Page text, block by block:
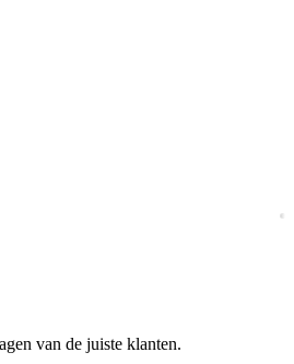
van de juiste klanten.